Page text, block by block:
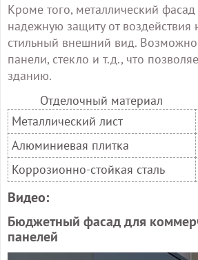
Кроме того, металлический
надежную защиту от
стильный внешний вид.
панели, стекло и т.д., что
зданию.
Отделочный материал
Металлический лист
Алюминиевая плитка
Коррозионно-стойкая сталь
Видео:
Бюджетный фасад для
панелей